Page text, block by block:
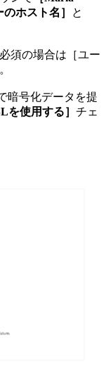
ホスト名］
と
須の場合は［ユー
暗号化データを提
を使用する］ チェ